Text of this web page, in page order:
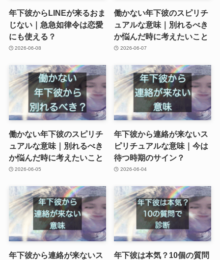
年下彼からLINEが来るおま
じない｜急急如律令は恋愛
にも使える？
2026-06-08
働かない年下彼のスピリチ
ュアルな意味｜別れるべき
か悩んだ時に考えたいこと
2026-06-07
働かない年下彼のスピリチ
ュアルな意味｜別れるべき
か悩んだ時に考えたいこと
2026-06-05
年下彼から連絡が来ないス
ピリチュアルな意味｜今は
待つ時期のサイン？
2026-06-04
年下彼から連絡が来ないス
年下彼は本気？10個の質問